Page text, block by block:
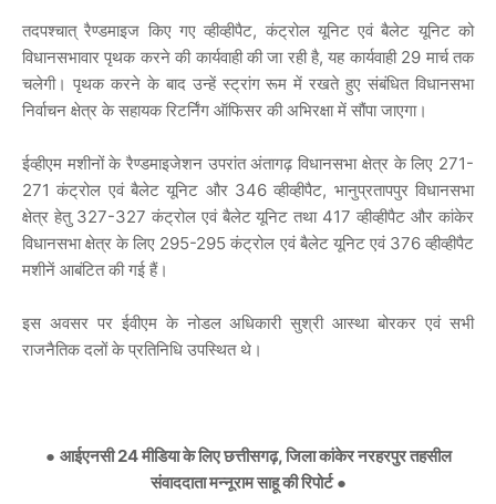
तदपश्चात् रैण्डमाइज किए गए व्हीव्हीपैट, कंट्रोल यूनिट एवं बैलेट यूनिट को
विधानसभावार पृथक करने की कार्यवाही की जा रही है, यह कार्यवाही 29 मार्च तक
चलेगी। पृथक करने के बाद उन्हें स्ट्रांग रूम में रखते हुए संबंधित विधानसभा
निर्वाचन क्षेत्र के सहायक रिटर्निंग ऑफिसर की अभिरक्षा में सौंपा जाएगा।
ईव्हीएम मशीनों के रैण्डमाइजेशन उपरांत अंतागढ़ विधानसभा क्षेत्र के लिए 271-
271 कंट्रोल एवं बैलेट यूनिट और 346 व्हीव्हीपैट, भानुप्रतापपुर विधानसभा
क्षेत्र हेतु 327-327 कंट्रोल एवं बैलेट यूनिट तथा 417 व्हीव्हीपैट और कांकेर
विधानसभा क्षेत्र के लिए 295-295 कंट्रोल एवं बैलेट यूनिट एवं 376 व्हीव्हीपैट
मशीनें आबंटित की गई हैं।
इस अवसर पर ईवीएम के नोडल अधिकारी सुश्री आस्था बोरकर एवं सभी
राजनैतिक दलों के प्रतिनिधि उपस्थित थे।
● आईएनसी 24 मीडिया के लिए छत्तीसगढ़, जिला कांकेर नरहरपुर तहसील
संवाददाता मन्नूराम साहू की रिपोर्ट ●